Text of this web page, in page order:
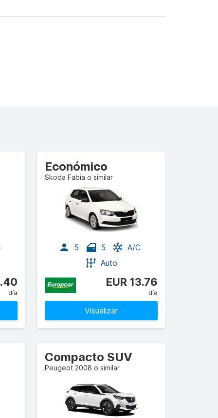
día
Económico
Skoda Fabia o similar
5 5
A/C
Auto
EUR 13.76
día
Visualizar
Compacto SUV
Peugeot 2008 o similar